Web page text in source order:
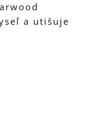
a utišuje